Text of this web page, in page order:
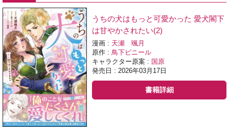
うちの犬はもっと可愛かった 愛犬閣下
は甘やかされたい(2)
漫画 : 天瀬 颯月
原作 :鳥下ビニール
キャラクター原案 : 国原
発売日 : 2026年03月17日
書籍詳細